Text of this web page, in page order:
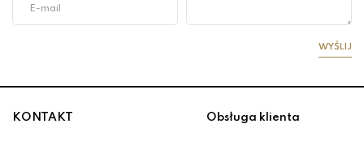
WYŚLIJ
KONTAKT Obsługa klienta